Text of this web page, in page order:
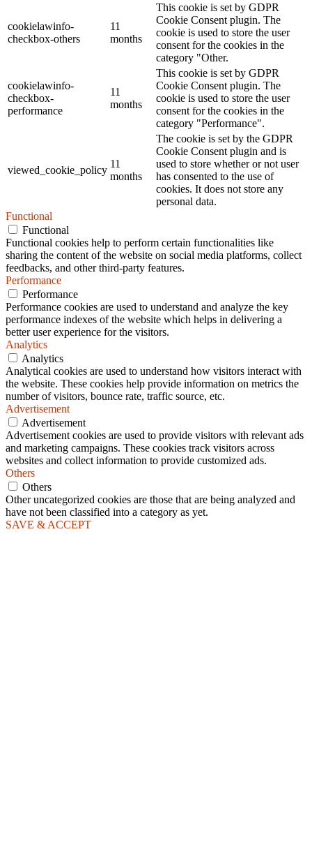
cookielawinfo-
checkbox-others
11
months
This cookie is set by GDPR
Cookie Consent plugin. The
cookie is used to store the user
consent for the cookies in the
category "Other.
cookielawinfo-
checkbox-
performance
11
months
This cookie is set by GDPR
Cookie Consent plugin. The
cookie is used to store the user
consent for the cookies in the
category "Performance".
viewed_cookie_policy
11
months
The cookie is set by the GDPR
Cookie Consent plugin and is
used to store whether or not user
has consented to the use of
cookies. It does not store any
personal data.
Functional
Functional
Functional cookies help to perform certain functionalities like
sharing the content of the website on social media platforms, collect
feedbacks, and other third-party features.
Performance
Performance
Performance cookies are used to understand and analyze the key
performance indexes of the website which helps in delivering a
better user experience for the visitors.
Analytics
Analytics
Analytical cookies are used to understand how visitors interact with
the website. These cookies help provide information on metrics the
number of visitors, bounce rate, traffic source, etc.
Advertisement
Advertisement
Advertisement cookies are used to provide visitors with relevant ads
and marketing campaigns. These cookies track visitors across
websites and collect information to provide customized ads.
Others
Others
Other uncategorized cookies are those that are being analyzed and
have not been classified into a category as yet.
SAVE & ACCEPT